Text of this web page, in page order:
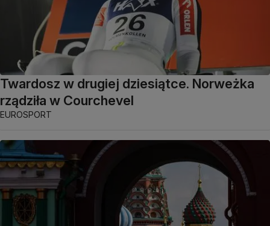
Twardosz w drugiej dziesiątce. Norweżka
rządziła w Courchevel
EUROSPORT